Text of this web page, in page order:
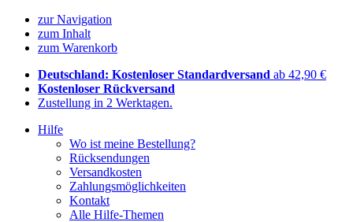
zur Navigation
zum Inhalt
zum Warenkorb
Deutschland: Kostenloser Standardversand ab 42,90 €
Kostenloser Rückversand
Zustellung in 2 Werktagen.
Hilfe
Wo ist meine Bestellung?
Rücksendungen
Versandkosten
Zahlungsmöglichkeiten
Kontakt
Alle Hilfe-Themen